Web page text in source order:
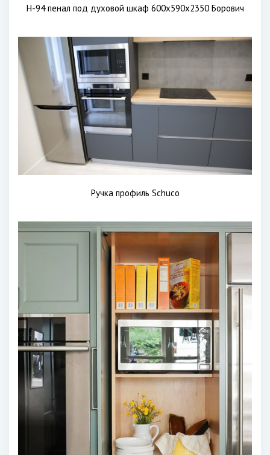
Н-94 пенал под духовой шкаф 600х590х2350 Борович
Ручка профиль Schuco